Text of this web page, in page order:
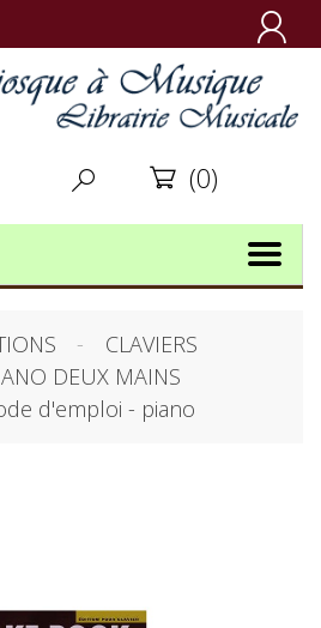

  (0)
CLAVIERS
DEUX MAINS
d'emploi - piano